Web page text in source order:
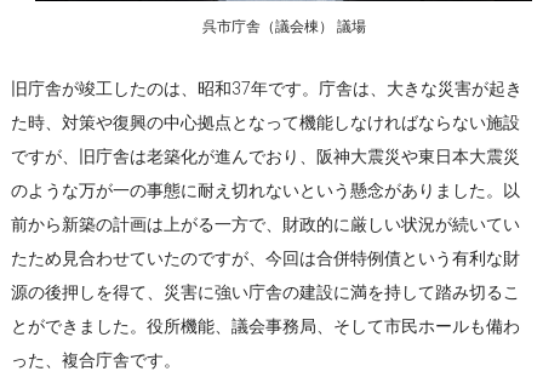
呉市庁舎（議会棟） 議場
旧庁舎が竣工したのは、昭和37年です。庁舎は、大きな災害が起き
た時、対策や復興の中心拠点となって機能しなければならない施設
ですが、旧庁舎は老築化が進んでおり、阪神大震災や東日本大震災
のような万が一の事態に耐え切れないという懸念がありました。以
前から新築の計画は上がる一方で、財政的に厳しい状況が続いてい
たため見合わせていたのですが、今回は合併特例債という有利な財
源の後押しを得て、災害に強い庁舎の建設に満を持して踏み切るこ
とができました。役所機能、議会事務局、そして市民ホールも備わ
った、複合庁舎です。